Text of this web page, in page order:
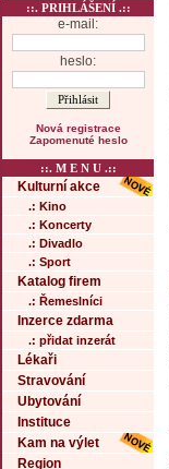
::. PRIHLÁŠENÍ .::
e-mail:
heslo:
Nová registrace
Zapomenuté heslo
::. M E N U .::
Kulturní akce
.: Kino
.: Koncerty
.: Divadlo
.: Sport
Katalog firem
.: Řemeslníci
Inzerce zdarma
.: přidat inzerát
Lékaři
Stravování
Ubytování
Instituce
Kam na výlet
Region